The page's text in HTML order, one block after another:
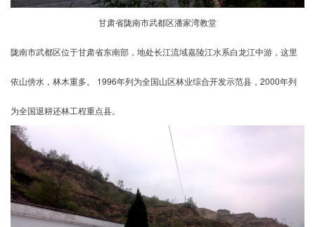
甘肃省陇南市武都区潘家湾教堂
陇南市武都区位于甘肃省东南部，地处长江流域嘉陵江水系白龙江中游，这里
依山傍水，林木重多。 1996年列为全国山区林业综合开发示范县，2000年列
为全国退耕还林工程重点县。